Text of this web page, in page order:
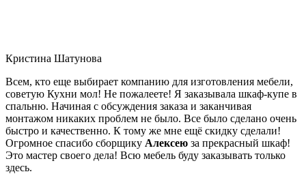
Кристина Шатунова
Всем, кто еще выбирает компанию для изготовления мебели,
советую Кухни мол! Не пожалеете! Я заказывала шкаф-купе в
спальню. Начиная с обсуждения заказа и заканчивая
монтажом никаких проблем не было. Все было сделано очень
быстро и качественно. К тому же мне ещё скидку сделали!
Огромное спасибо сборщику Алексею за прекрасный шкаф!
Это мастер своего дела! Всю мебель буду заказывать только
здесь.